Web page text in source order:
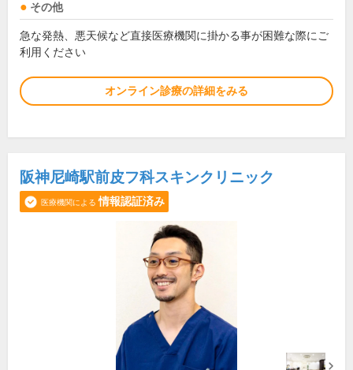
その他
急な発熱、悪天候など直接医療機関に掛かる事が困難な際にご
利用ください
オンライン診療の詳細をみる
阪神尼崎駅前皮フ科スキンクリニック
医療機関による 情報認証済み